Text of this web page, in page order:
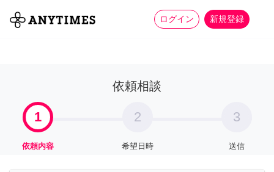
ログイン 新規登録
全て 家事 more_horiz
依頼相談
1
依頼内容
2
希望日時
3
送信